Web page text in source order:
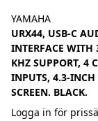
YAMAHA
URX44, USB-C
INTERFACE
KHZ SUPPORT, 4
INPUTS, 4.3-INCH
SCREEN. BLACK.
Logga in för